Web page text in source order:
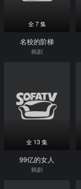
全 7 集
名校的阶梯
韩剧
全 13 集
99亿的女人
韩剧